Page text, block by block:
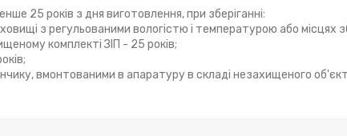
25 років з дня виготовлення, при зберіганні:
з регульованими вологістю і температурою або місцях
комплекті ЗІП - 25 років;
вмонтованими в апаратуру в складі незахищеного